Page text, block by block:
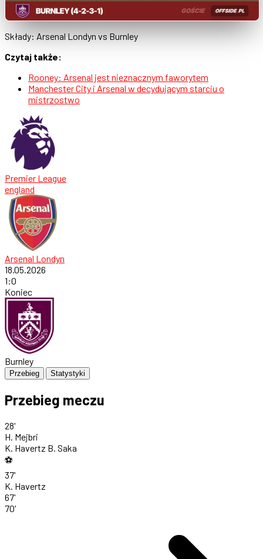
Składy: Arsenal Londyn vs Burnley
Czytaj także:
Rooney: Arsenal jest nieznacznym faworytem
Manchester City i Arsenal w decydującym starciu o
mistrzostwo
Premier League
england
Arsenal Londyn
18.05.2026
1:0
Koniec
Burnley
Przebieg Statystyki
Przebieg meczu
28'
H. Mejbri
K. Havertz B. Saka
⚽
37'
K. Havertz
67'
70'